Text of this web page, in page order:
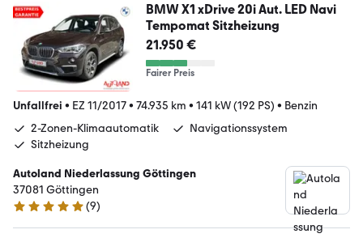
BMW X1 xDrive 20i Aut. LED Navi
Tempomat Sitzheizung
21.950 €
Fairer Preis
Unfallfrei • EZ 11/2017• 74.935 km • 141 kW (192 PS) • Benzin
2-Zonen-Klimaautomatik
Navigationssystem
Sitzheizung
Autoland Niederlassung Göttingen
37081 Göttingen
5 Sterne
(9)